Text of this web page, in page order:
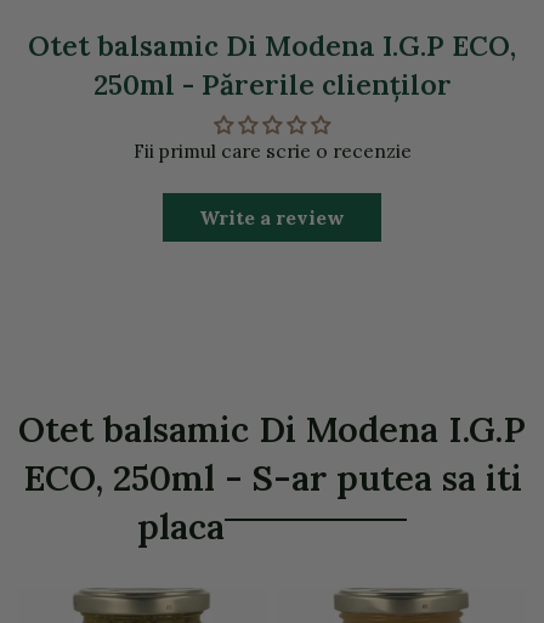
Otet balsamic Di Modena I.G.P ECO,
250ml - Părerile clienţilor
Fii primul care scrie o recenzie
Write a review
Otet balsamic Di Modena I.G.P
ECO, 250ml - S-ar putea sa iti
placa